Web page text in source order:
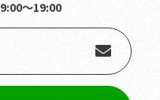
9:00〜19:00